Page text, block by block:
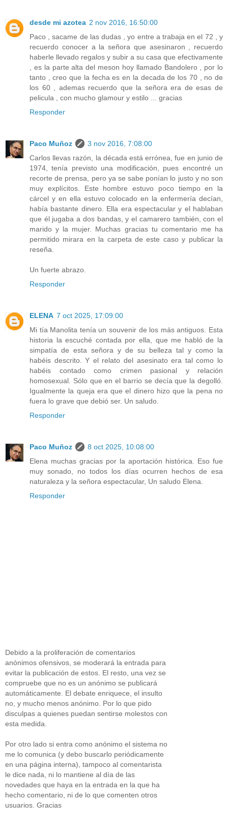
desde mi azotea 2 nov 2016, 16:50:00
Paco , sacame de las dudas , yo entre a trabaja en el 72 , y
recuerdo conocer a la señora que asesinaron , recuerdo
haberle llevado regalos y subir a su casa que efectivamente
, es la parte alta del meson hoy llamado Bandolero , por lo
tanto , creo que la fecha es en la decada de los 70 , no de
los 60 , ademas recuerdo que la señora era de esas de
pelicula , con mucho glamour y estilo ... gracias
Responder
Paco Muñoz
3 nov 2016, 7:08:00
Carlos llevas razón, la década está errónea, fue en junio de
1974, tenía previsto una modificación, pues encontré un
recorte de prensa, pero ya se sabe ponían lo justo y no son
muy explícitos. Este hombre estuvo poco tiempo en la
cárcel y en ella estuvo colocado en la enfermería decían,
había bastante dinero. Ella era espectacular y el hablaban
que él jugaba a dos bandas, y el camarero también, con el
marido y la mujer. Muchas gracias tu comentario me ha
permitido mirara en la carpeta de este caso y publicar la
reseña.
Un fuerte abrazo.
Responder
ELENA 7 oct 2025, 17:09:00
Mi tía Manolita tenía un souvenir de los más antiguos. Esta
historia la escuché contada por ella, que me habló de la
simpatía de esta señora y de su belleza tal y como la
habéis descrito. Y el relato del asesinato era tal como lo
habéis contado como crimen pasional y relación
homosexual. Sólo que en el barrio se decía que la degolló.
Igualmente la queja era que el dinero hizo que la pena no
fuera lo grave que debió ser. Un saludo.
Responder
Paco Muñoz
8 oct 2025, 10:08:00
Elena muchas gracias por la aportación histórica. Eso fue
muy sonado, no todos los días ocurren hechos de esa
naturaleza y la señora espectacular, Un saludo Elena.
Responder
Debido a la proliferación de comentarios
anónimos ofensivos, se moderará la entrada para
evitar la publicación de estos. El resto, una vez se
compruebe que no es un anónimo se publicará
automáticamente. El debate enriquece, el insulto
no, y mucho menos anónimo. Por lo que pido
disculpas a quienes puedan sentirse molestos con
esta medida.
Por otro lado si entra como anónimo el sistema no
me lo comunica (y debo buscarlo periódicamente
en una página interna), tampoco al comentarista
le dice nada, ni lo mantiene al día de las
novedades que haya en la entrada en la que ha
hecho comentario, ni de lo que comenten otros
usuarios. Gracias